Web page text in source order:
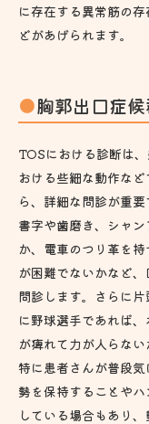
に存在する異常筋の
どがあげられます。
胸郭出口症
TOSにおける診断は
おける些細な動作な
ら、詳細な問診が重要
書字や歯磨き、シャ
か、電車のつり革を
が困難でないかなど
問診します。さらに
に野球選手であれば
が痺れて力が人らない
特に患者さんが普段
勢を保持することや
している場合もあり